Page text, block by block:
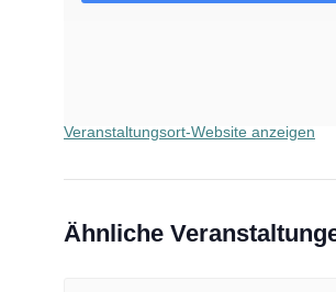
Veranstaltungsort-Website anzeigen
Ähnliche